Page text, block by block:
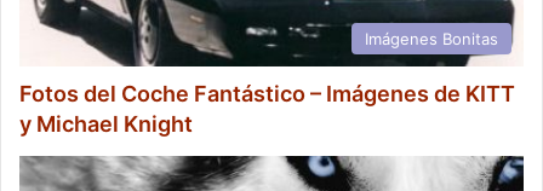
Imágenes Bonitas
Fotos del Coche Fantástico – Imágenes de KITT
y Michael Knight